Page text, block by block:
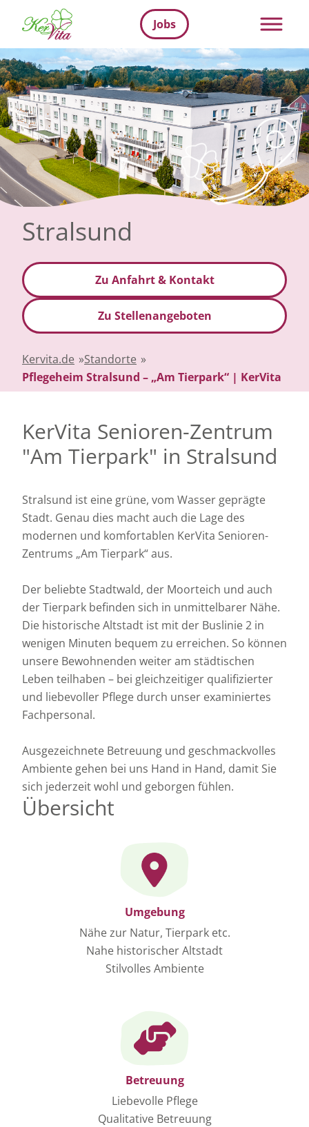
Jobs
Stralsund
Zu Anfahrt & Kontakt
Zu Stellenangeboten
Kervita.de »Standorte »
Pflegeheim Stralsund – „Am Tierpark“ | KerVita
KerVita Senioren-Zentrum
"Am Tierpark" in Stralsund
Stralsund ist eine grüne, vom Wasser geprägte
Stadt. Genau dies macht auch die Lage des
modernen und komfortablen KerVita Senioren-
Zentrums „Am Tierpark“ aus.
Der beliebte Stadtwald, der Moorteich und auch
der Tierpark befinden sich in unmittelbarer Nähe.
Die historische Altstadt ist mit der Buslinie 2 in
wenigen Minuten bequem zu erreichen. So können
unsere Bewohnenden weiter am städtischen
Leben teilhaben – bei gleichzeitiger qualifizierter
und liebevoller Pflege durch unser examiniertes
Fachpersonal.
Ausgezeichnete Betreuung und geschmackvolles
Ambiente gehen bei uns Hand in Hand, damit Sie
sich jederzeit wohl und geborgen fühlen.
Übersicht
Umgebung
Nähe zur Natur, Tierpark etc.
Nahe historischer Altstadt
Stilvolles Ambiente
Betreuung
Liebevolle Pflege
Qualitative Betreuung